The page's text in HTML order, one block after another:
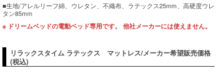
■生地/アレルリーフ綿、ウレタン、不織布、ラテックス25mm、高硬度ウレ
タン85mm
※ ドリームベッドの電動ベッド専用です。 他社メーカーには使えません。
リラックスタイム ラテックス マットレス/メーカー希望販売価格
(税込)